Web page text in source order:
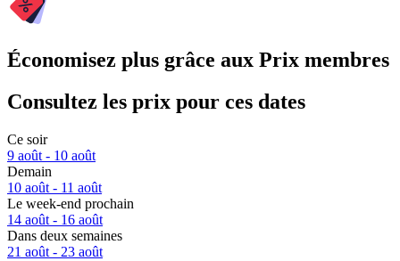
Économisez plus grâce aux Prix membres
Consultez les prix pour ces dates
Ce soir
9 août - 10 août
Demain
10 août - 11 août
Le week-end prochain
14 août - 16 août
Dans deux semaines
21 août - 23 août